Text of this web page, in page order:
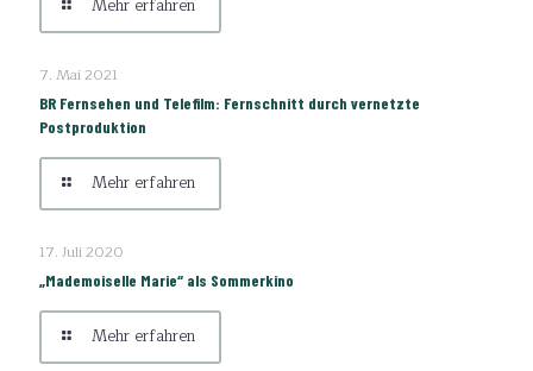
Mehr erfahren
7. Mai 2021
BR Fernsehen und Telefilm: Fernschnitt durch vernetzte
Postproduktion
Mehr erfahren
17. Juli 2020
„Mademoiselle Marie“ als Sommerkino
Mehr erfahren